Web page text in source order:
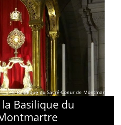
© Basilique du Sacré-Coeur de Montmartre
la Basilique du